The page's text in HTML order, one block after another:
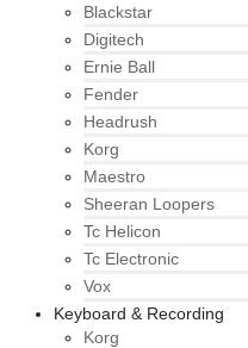
Blackstar
Digitech
Ernie Ball
Fender
Headrush
Korg
Maestro
Sheeran Loopers
Tc Helicon
Tc Electronic
Vox
Keyboard & Recording
Korg